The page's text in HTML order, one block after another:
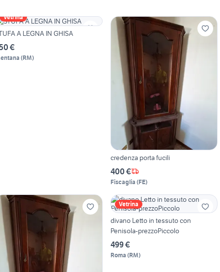
Vetrina
A LEGNA IN GHISA
€
(RM)
credenza porta fucili
400 €
Fiscaglia (FE)
Vetrina
divano Letto in tessuto con
Penisola-prezzoPiccolo
499 €
Roma (RM)